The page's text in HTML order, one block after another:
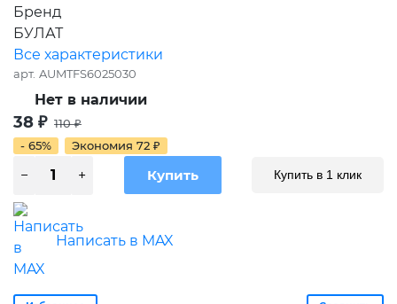
Бренд
БУЛАТ
Все характеристики
арт. AUMTFS6025030
Нет в наличии
38 ₽ 110₽
- 65%
Экономия 72 ₽
Купить в 1 клик
Написать в MAX